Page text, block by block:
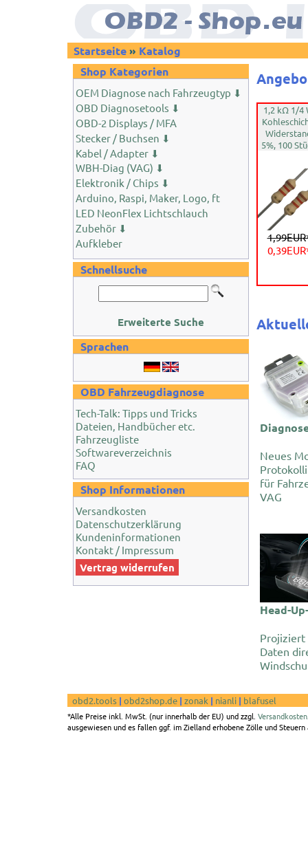
Startseite» Katalog
Shop Kategorien
OEM Diagnose nach Fahrzeugtyp ⬇
OBD Diagnosetools ⬇
OBD-2 Displays / MFA
Stecker / Buchsen ⬇
Kabel / Adapter ⬇
WBH-Diag (VAG) ⬇
Elektronik / Chips ⬇
Arduino, Raspi, Maker, Logo, ft
LED NeonFlex Lichtschlauch
Zubehör ⬇
Aufkleber
Schnellsuche
Erweiterte Suche
Sprachen
OBD Fahrzeugdiagnose
Tech-Talk: Tipps und Tricks
Dateien, Handbücher etc.
Fahrzeugliste
Softwareverzeichnis
FAQ
Shop Informationen
Versandkosten
Datenschutzerklärung
Kundeninformationen
Kontakt / Impressum
Vertrag widerrufen
1,2 kΩ 1/4
5%, 100
Neues
für
VAG
Head-
Daten
obd2.tools | obd2shop.de | zonak | nianli | blafusel
*Alle Preise inkl. MwSt. (nur innerhalb der EU) und zzgl. Versandkosten
ausgewiesen und es fallen ggf. im Zielland erhobene Zölle und